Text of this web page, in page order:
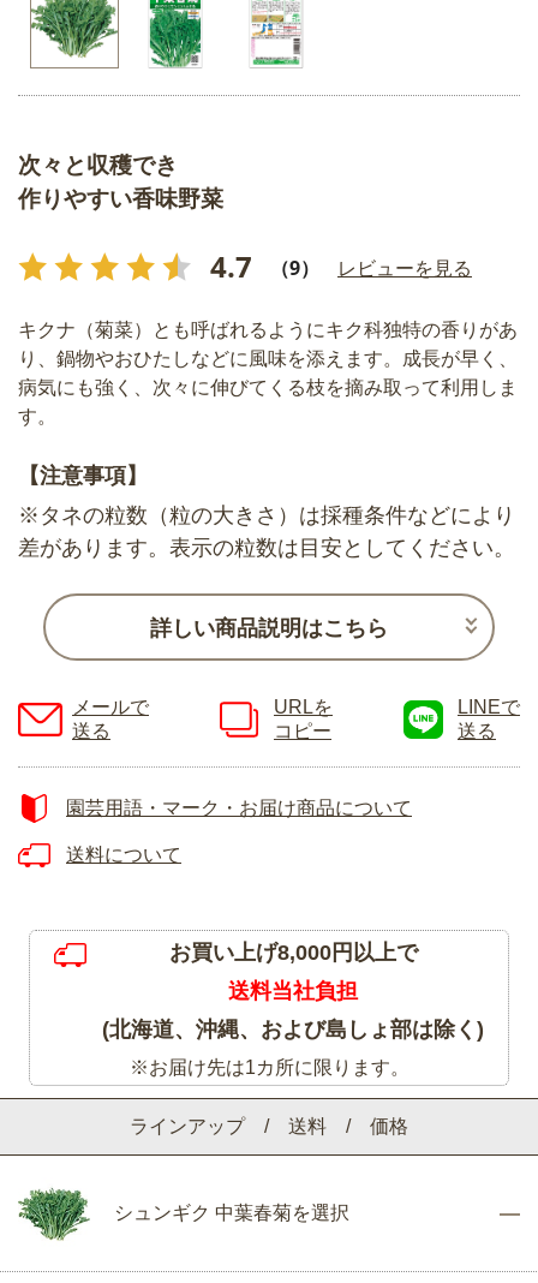
次々と収穫でき
作りやすい香味野菜
4.7 （9） レビューを見る
ラインアップ / 送料 / 価格
シュンギク 中葉春菊を選択
キクナ（菊菜）とも呼ばれるようにキク科独特の香りがあ
り、鍋物やおひたしなどに風味を添えます。成長が早く、
病気にも強く、次々に伸びてくる枝を摘み取って利用しま
す。
【注意事項】
※タネの粒数（粒の大きさ）は採種条件などにより
差があります。表示の粒数は目安としてください。
詳しい商品説明はこちら
メールで
送る
URLを
コピー
LINEで
送る
園芸用語・マーク・お届け商品について
送料について
お買い上げ8,000円以上で
送料当社負担
(北海道、沖縄、および島しょ部は除く)
※お届け先は1カ所に限ります。